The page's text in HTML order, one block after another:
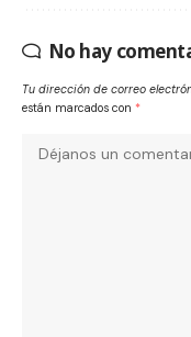
No hay
Tu dirección de correo
están marcados con *